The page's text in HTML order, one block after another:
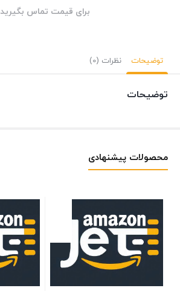
برای قیمت تماس بگیرید
توضیحات نظرات (0)
توضیحات
محصولات پیشنهادی